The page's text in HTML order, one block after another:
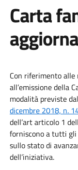
Carta
Con riferimento
all’emissione della
modalità previste
dicembre 2018, n.
dell’art articolo 1
forniscono a tutti
sullo stato di
dell’iniziativa.